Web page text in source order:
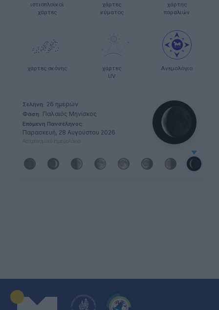
ιστιοπλοϊκοί
χάρτες
χάρτες
κύματος
χάρτης
παραλιών
χάρτες σκόνης
χάρτες
UV
Ανεμολόγιο
Σελήνη: 26 ημερών
Φάση: Παλαιός Μηνίσκος
Επόμενη Πανσέληνος:
Παρασκευή, 28 Αυγούστου 2026
Αστρονομικό ημερολόγιο